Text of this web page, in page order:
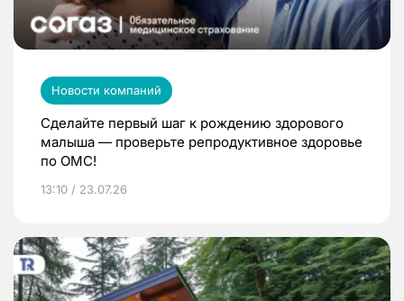
Новости компаний
Сделайте первый шаг к рождению здорового
малыша — проверьте репродуктивное здоровье
по ОМС!
13:10 / 23.07.26